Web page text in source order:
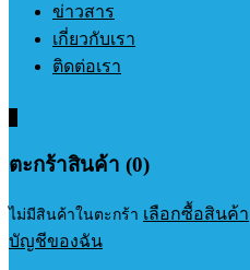
ข่าวสาร
เกี่ยวกับเรา
ติดต่อเรา
ตะกร้าสินค้า (0)
ไม่มีสินค้าในตะกร้า เลือกซื้อสินค้า
บัญชีของฉัน